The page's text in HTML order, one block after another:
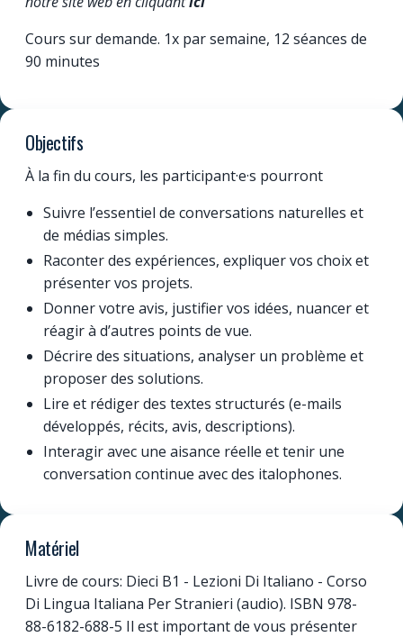
Cours sur demande. 1x par semaine, 12 séances de
90 minutes
Objectifs
À la fin du cours, les participant·e·s pourront
Suivre l’essentiel de conversations naturelles et
de médias simples.
Raconter des expériences, expliquer vos choix et
présenter vos projets.
Donner votre avis, justifier vos idées, nuancer et
réagir à d’autres points de vue.
Décrire des situations, analyser un problème et
proposer des solutions.
Lire et rédiger des textes structurés (e-mails
développés, récits, avis, descriptions).
Interagir avec une aisance réelle et tenir une
conversation continue avec des italophones.
Matériel
Livre de cours: Dieci B1 - Lezioni Di Italiano - Corso
Di Lingua Italiana Per Stranieri (audio). ISBN 978-
88-6182-688-5 Il est important de vous présenter